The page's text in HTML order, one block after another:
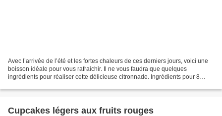
Avec l’arrivée de l’été et les fortes chaleurs de ces derniers jours, voici une
boisson idéale pour vous rafraichir. Il ne vous faudra que quelques
ingrédients pour réaliser cette délicieuse citronnade. Ingrédients pour 8
Cupcakes légers aux fruits rouges